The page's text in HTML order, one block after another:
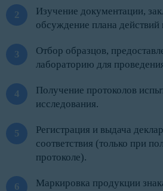
Изучение документации,
обсуждение плана действий
Отбор образцов,
лабораторию для
Получение протоколов
исследования.
Регистрация и выдача
соответствия (только при
протоколе).
Маркировка продукции